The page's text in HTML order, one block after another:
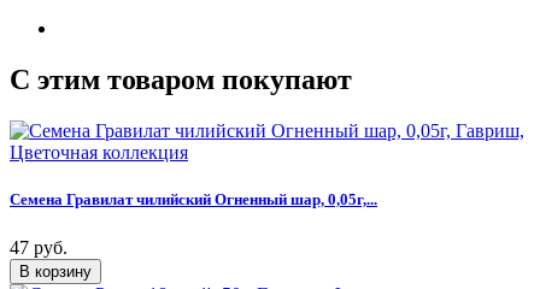
C этим товаром покупают
Семена Гравилат чилийский Огненный шар, 0,05г,...
47 руб.